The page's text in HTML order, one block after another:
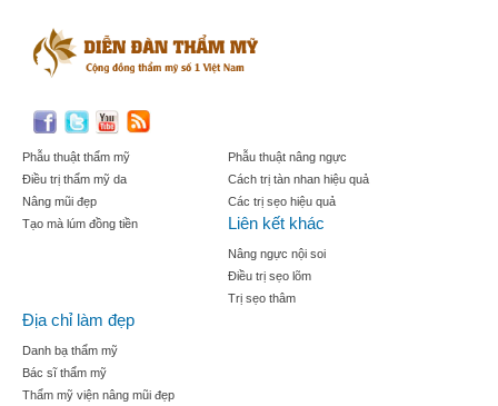
Phẫu thuật thẩm mỹ
Điều trị thẩm mỹ da
Nâng mũi đẹp
Tạo mà lúm đồng tiền
Phẫu thuật nâng ngực
Cách trị tàn nhan hiệu quả
Các trị sẹo hiệu quả
Liên kết khác
Nâng ngực nội soi
Điều trị sẹo lõm
Trị sẹo thâm
Địa chỉ làm đẹp
Danh bạ thẩm mỹ
Bác sĩ thẩm mỹ
Thẩm mỹ viện nâng mũi đẹp